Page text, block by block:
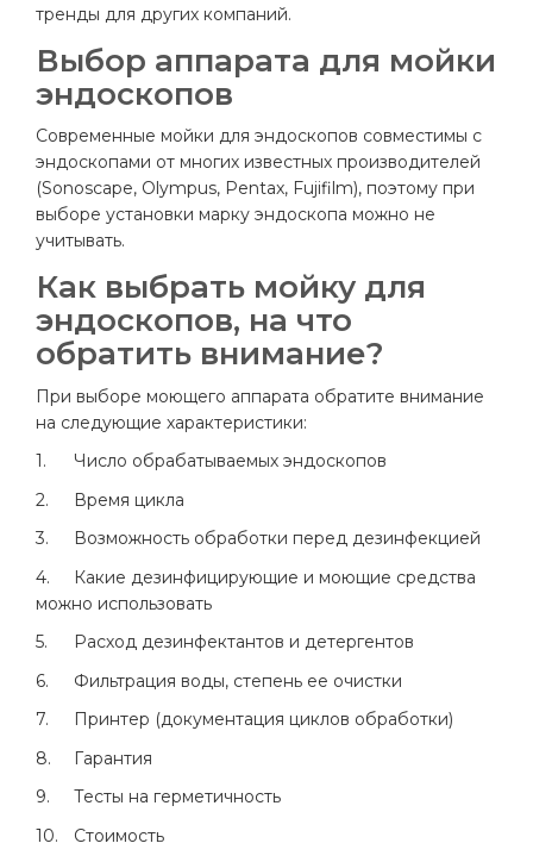
тренды для других компаний.
Выбор аппарата для мойки
эндоскопов
Современные мойки для эндоскопов совместимы с
эндоскопами от многих известных производителей
(Sonoscape, Olympus, Pentax, Fujifilm), поэтому при
выборе установки марку эндоскопа можно не
учитывать.
Как выбрать мойку для
эндоскопов, на что
обратить внимание?
При выборе моющего аппарата обратите внимание
на следующие характеристики:
1.
Число обрабатываемых эндоскопов
2.
Время цикла
3.
Возможность обработки перед дезинфекцией
4.
Какие дезинфицирующие и моющие средства
можно использовать
5.
Расход дезинфектантов и детергентов
6.
Фильтрация воды, степень ее очистки
7.
Принтер (документация циклов обработки)
8.
Гарантия
9.
Тесты на герметичность
10.
Стоимость